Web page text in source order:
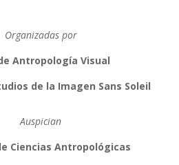
Organizadas por
Antropología Visual
de la Imagen Sans Soleil
Auspician
Ciencias Antropológicas